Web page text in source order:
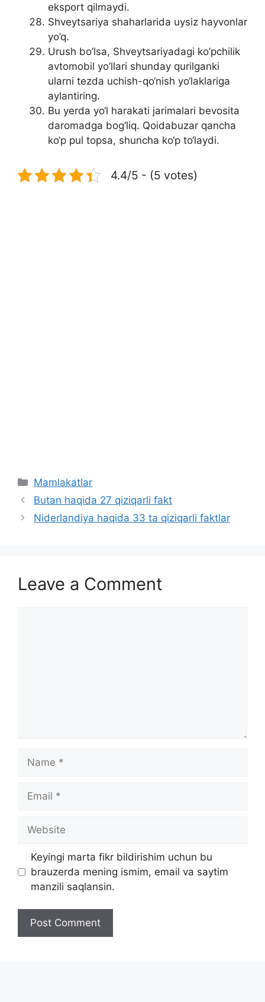
eksport qilmaydi.
Shveytsariya shaharlarida uysiz hayvonlar
yo’q.
Urush bo’lsa, Shveytsariyadagi ko’pchilik
avtomobil yo’llari shunday qurilganki
ularni tezda uchish-qo‘nish yo‘laklariga
aylantiring.
Bu yerda yo‘l harakati jarimalari bevosita
daromadga bog‘liq. Qoidabuzar qancha
ko‘p pul topsa, shuncha ko‘p to‘laydi.
4.4/5 - (5 votes)
Categories
Mamlakatlar
Butan haqida 27 qiziqarli fakt
Niderlandiya haqida 33 ta qiziqarli faktlar
Leave a Comment
Keyingi marta fikr bildirishim uchun bu
brauzerda mening ismim, email va saytim
manzili saqlansin.